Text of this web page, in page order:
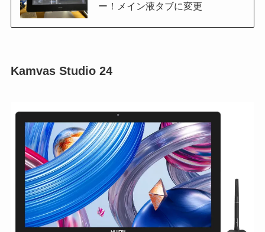
ー！メイン液タブに変更
Kamvas Studio 24